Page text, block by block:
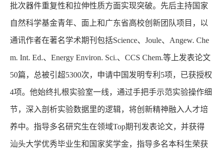
批次器件重复性和拉伸性质方面实现突破。先后主持国家
自然科学基金青年、面上和广东省高校创新团队项目，以
通讯作者在著名学术期刊包括Science、Joule、Angew. Che
m. Int. Ed.、Energy Environ. Sci.、CCS Chem.等上发表论文
50篇，总被引超5300次，申请中国发明专利5项，已获授权
4项。他始终扎根实验室一线，通过手把手示范实验操作细
节，深入剖析实验数据里的逻辑，将创新精神融入人才培
养中。指导多名研究生在领域Top期刊发表论文，并获得
汕头大学优秀毕业生和国家奖学金，指导多名本科生荣获